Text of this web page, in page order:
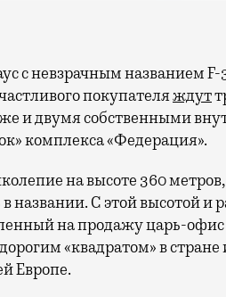
покупателяждут
и двумя собственными
комплекса «Федерация».
на высоте 360
названии. С этой высотой и
на продажу царь-
«квадратом» в
Европе.